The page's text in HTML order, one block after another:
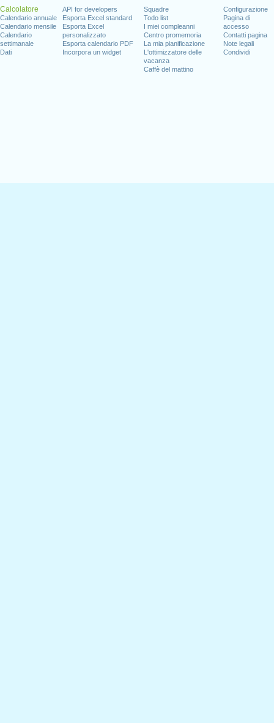
Calcolatore
Calendario annuale
Calendario mensile
Calendario
settimanale
Dati
API for developers
Esporta Excel standard
Esporta Excel
personalizzato
Esporta calendario PDF
Incorpora un widget
Squadre
Todo list
I miei compleanni
Centro promemoria
La mia pianificazione
L'ottimizzatore delle
vacanza
Caffè del mattino
Configurazione
Pagina di
accesso
Contatti pagina
Note legali
Condividi